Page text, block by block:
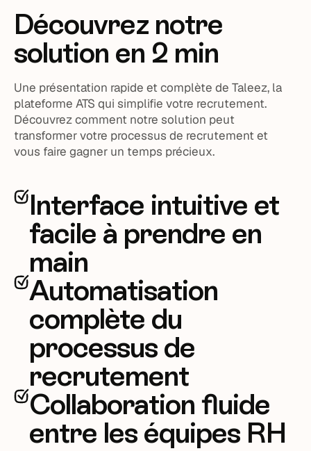
Découvrez notre
solution en 2 min
Une présentation rapide et complète de Taleez, la
plateforme ATS qui simplifie votre recrutement.
Découvrez comment notre solution peut
transformer votre processus de recrutement et
vous faire gagner un temps précieux.
Interface intuitive et
facile à prendre en
main
Automatisation
complète du
processus de
recrutement
Collaboration fluide
entre les équipes RH